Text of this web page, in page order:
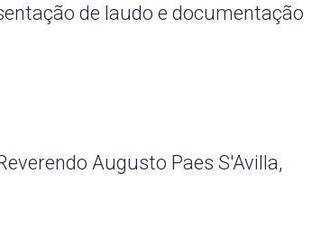
de laudo e documentação
Augusto Paes S'Avilla,